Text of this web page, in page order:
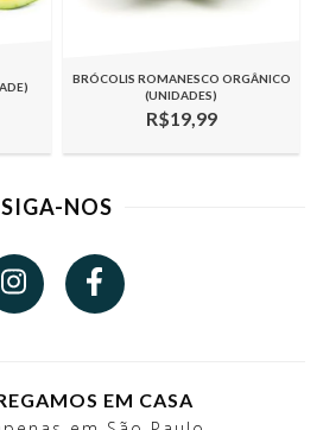
BRÓCOLIS ROMANESCO ORGÂNICO
(UNIDADES)
R$19,99
SIGA-NOS
EM CASA